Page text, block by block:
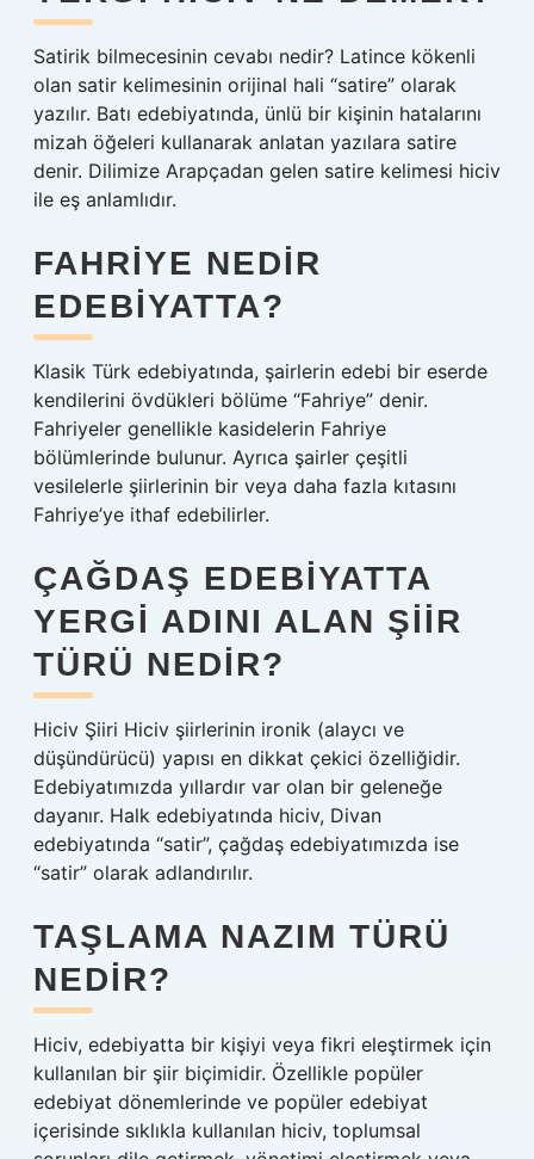
Satirik bilmecesinin cevabı nedir? Latince kökenli
olan satir kelimesinin orijinal hali “satire” olarak
yazılır. Batı edebiyatında, ünlü bir kişinin hatalarını
mizah öğeleri kullanarak anlatan yazılara satire
denir. Dilimize Arapçadan gelen satire kelimesi hiciv
ile eş anlamlıdır.
FAHRIYE NEDIR
EDEBIYATTA?
Klasik Türk edebiyatında, şairlerin edebi bir eserde
kendilerini övdükleri bölüme “Fahriye” denir.
Fahriyeler genellikle kasidelerin Fahriye
bölümlerinde bulunur. Ayrıca şairler çeşitli
vesilelerle şiirlerinin bir veya daha fazla kıtasını
Fahriye’ye ithaf edebilirler.
ÇAĞDAŞ EDEBIYATTA
YERGI ADINI ALAN ŞIIR
TÜRÜ NEDIR?
Hiciv Şiiri Hiciv şiirlerinin ironik (alaycı ve
düşündürücü) yapısı en dikkat çekici özelliğidir.
Edebiyatımızda yıllardır var olan bir geleneğe
dayanır. Halk edebiyatında hiciv, Divan
edebiyatında “satir”, çağdaş edebiyatımızda ise
“satir” olarak adlandırılır.
TAŞLAMA NAZIM TÜRÜ
NEDIR?
Hiciv, edebiyatta bir kişiyi veya fikri eleştirmek için
kullanılan bir şiir biçimidir. Özellikle popüler
edebiyat dönemlerinde ve popüler edebiyat
içerisinde sıklıkla kullanılan hiciv, toplumsal